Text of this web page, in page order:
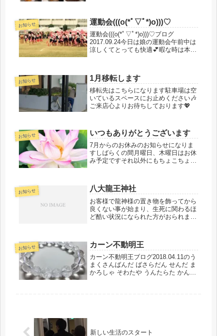
ーあかね波動土を使い結界を張ってあ
げますと速効性...
お知らせ 運動会(((o(*ﾟ▽ﾟ*)o)))♡
運動会(((o(*ﾟ▽ﾟ*)o)))♡ブログ
2017.09.24今日は娘の運動会午前中は
涼しくてとっても快適💕暇な時は本読
ってスッキリ生きる！邪気、邪鬼の事
が楽しく読みやす...
お知らせ 1月移転します
移転先はこちらになります駐車場は空
いているスペースにお止めください🎶
ご来店心よりお待ちしております💖
お知らせ いつもありがとうございます
7月からのお休みのお知らせになりま
すしばらくの間月曜日、木曜日はお休
み予定ですそれ以外にもちょこちょこ
にいられる時間が後少しだけになって
しまいました。できる限り一緒にい
た...
お知らせ 八大龍王神社
お客様で龍神様の置き物を飾ってから
良くない事が始まり、生死に関わるほ
ど酷い状況になられた方がおられまし
かり元気✨龍神様は家に飾ったりする
より逢いに行った方が良いよね💕とい
う...
お知らせ カーン不動明王
カーン不動明王ブログ2018.04.11のう
まくさんばんだ ばさらだん せんだ ま
かろしゃ そわたや うんたらた かんま
新しい生活のスタート